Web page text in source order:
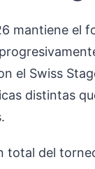
mantiene el
el Swiss
distintas
total del